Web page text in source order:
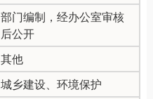
部门编制，经办公室审核
后公开
其他
城乡建设、环境保护